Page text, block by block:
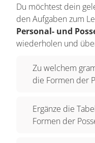
Du möchtest dein
den Aufgaben zum
Personal- und
wiederholen und
Zu welchem
die Formen der
Ergänze die
Formen der